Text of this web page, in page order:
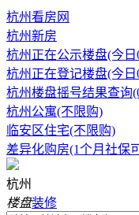
杭州看房网
杭州新房
杭州正在公示楼盘(今日
杭州正在登记楼盘(今日
杭州楼盘摇号结果查询
杭州公寓(不限购)
临安区住宅(不限购)
差异化购房(1个月社保
杭州
楼盘装修